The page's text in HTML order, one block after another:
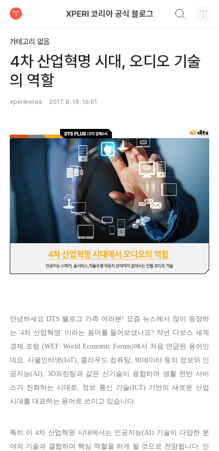
XPERI 코리아 공식 블로그
카테고리 없음
4차 산업혁명 시대, 오디오 기술
의 역할
xperikorea 2017. 8. 18. 16:01
안녕하세요 DTS 블로그 가족 여러분! 요즘 뉴스에서 많이 등장하
는 '4차 산업혁명' 이라는 용어를 들어보셨나요? 작년 다보스 세계
경제 포럼 (WEF: World Economic Forum)에서 처음 언급된 용어인
데요.사물인터넷(IoT), 클라우드 컴퓨팅, 빅데이터 등의 정보와 인
공지능(AI), 3D프린팅과 같은 신기술이 융합하여 생활 전반 서비
스가 진화하는 시대로, 정보 통신 기술(ICT) 기반의 새로운 산업
시대를 대표하는 용어로 쓰이고 있습니다.
특히 이 4차 산업혁명 시대에서는 인공지능(AI) 기술이 다양한 분
야의 기술과 결합하여 핵심 역할을 하게 될 것으로 전망됩니다. 인